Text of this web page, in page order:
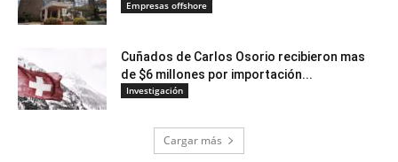
Empresas offshore
Cuñados de Carlos Osorio recibieron mas
de $6 millones por importación...
Investigación
Cargar más